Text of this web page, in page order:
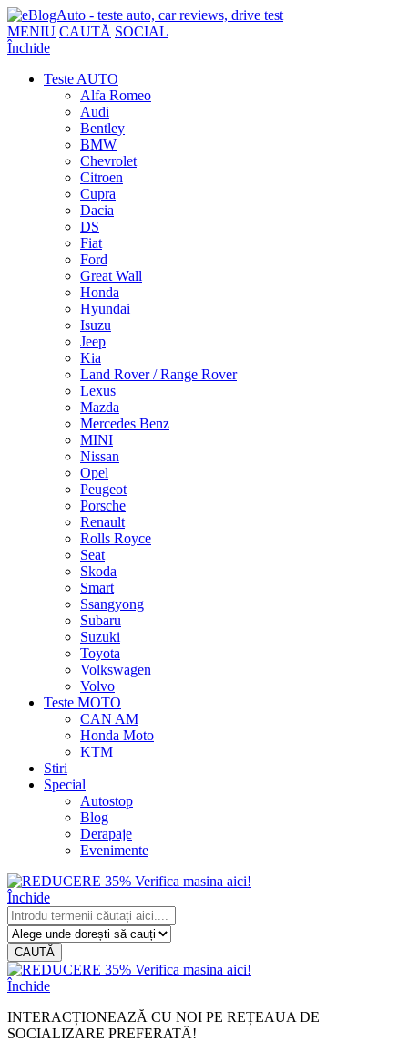
MENIU CAUTĂ SOCIAL
Închide
Teste AUTO
Alfa Romeo
Audi
Bentley
BMW
Chevrolet
Citroen
Cupra
Dacia
DS
Fiat
Ford
Great Wall
Honda
Hyundai
Isuzu
Jeep
Kia
Land Rover / Range Rover
Lexus
Mazda
Mercedes Benz
MINI
Nissan
Opel
Peugeot
Porsche
Renault
Rolls Royce
Seat
Skoda
Smart
Ssangyong
Subaru
Suzuki
Toyota
Volkswagen
Volvo
Teste MOTO
CAN AM
Honda Moto
KTM
Stiri
Special
Autostop
Blog
Derapaje
Evenimente
Închide
CAUTĂ
Închide
INTERACȚIONEAZĂ CU NOI PE REȚEAUA DE
SOCIALIZARE PREFERATĂ!